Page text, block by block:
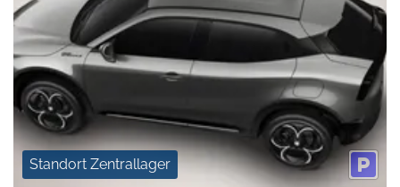
Standort Zentrallager